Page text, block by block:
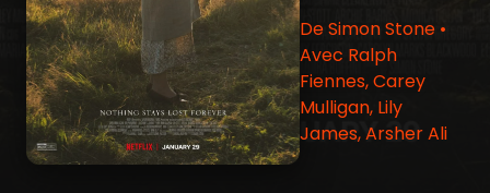
De Simon Stone •
Avec Ralph
Fiennes, Carey
Mulligan, Lily
James, Arsher Ali